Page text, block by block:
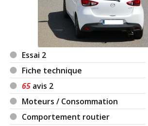
Essai 2
Fiche technique
65 avis 2
Moteurs / Consommation
Comportement routier